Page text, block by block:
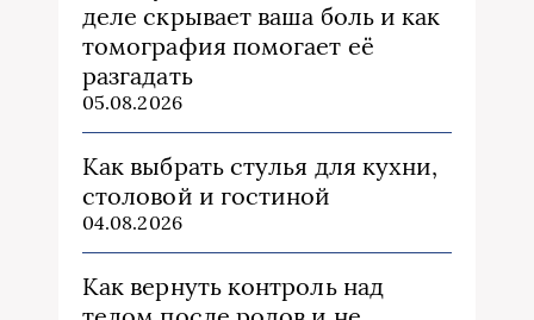
деле скрывает ваша боль и как
томография помогает её
разгадать
05.08.2026
Как выбрать стулья для кухни,
столовой и гостиной
04.08.2026
Как вернуть контроль над